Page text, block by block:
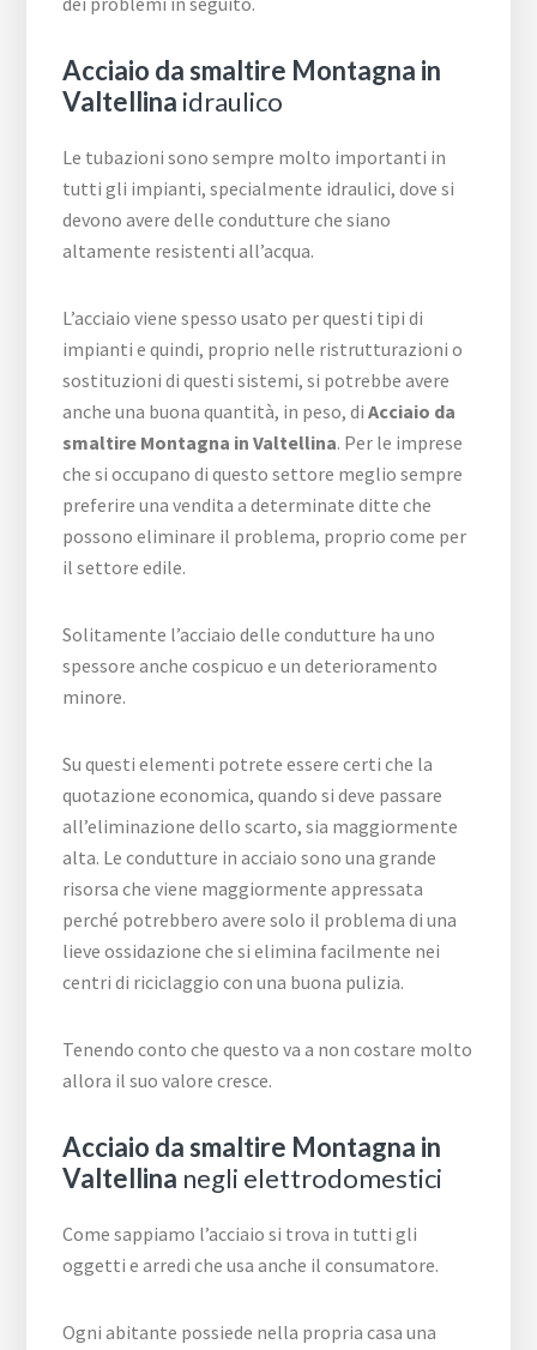
Acciaio da smaltire Montagna in
Valtellina idraulico
Le tubazioni sono sempre molto importanti in
tutti gli impianti, specialmente idraulici, dove si
devono avere delle condutture che siano
altamente resistenti all’acqua.
L’acciaio viene spesso usato per questi tipi di
impianti e quindi, proprio nelle ristrutturazioni o
sostituzioni di questi sistemi, si potrebbe avere
anche una buona quantità, in peso, diAcciaio da
smaltire Montagna in Valtellina. Per le imprese
che si occupano di questo settore meglio sempre
preferire una vendita a determinate ditte che
possono eliminare il problema, proprio come per
il settore edile.
Solitamente l’acciaio delle condutture ha uno
spessore anche cospicuo e un deterioramento
minore.
Su questi elementi potrete essere certi che la
quotazione economica, quando si deve passare
all’eliminazione dello scarto, sia maggiormente
alta. Le condutture in acciaio sono una grande
risorsa che viene maggiormente appressata
perché potrebbero avere solo il problema di una
lieve ossidazione che si elimina facilmente nei
centri di riciclaggio con una buona pulizia.
Tenendo conto che questo va a non costare molto
allora il suo valore cresce.
Acciaio da smaltire Montagna in
Valtellina negli elettrodomestici
Come sappiamo l’acciaio si trova in tutti gli
oggetti e arredi che usa anche il consumatore.
Ogni abitante possiede nella propria casa una